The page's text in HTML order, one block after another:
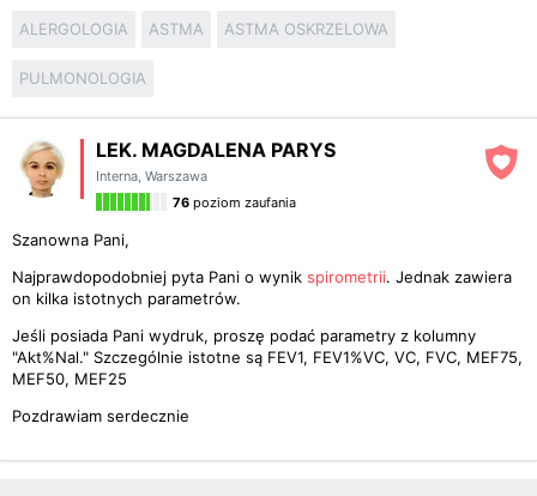
ALERGOLOGIA ASTMA ASTMA OSKRZELOWA
PULMONOLOGIA
LEK. MAGDALENA PARYS
Interna, Warszawa
76 poziom zaufania
Szanowna Pani,
Najprawdopodobniej pyta Pani o wynik spirometrii. Jednak zawiera
on kilka istotnych parametrów.
Jeśli posiada Pani wydruk, proszę podać parametry z kolumny
"Akt%Nal." Szczególnie istotne są FEV1, FEV1%VC, VC, FVC, MEF75,
MEF50, MEF25
Pozdrawiam serdecznie